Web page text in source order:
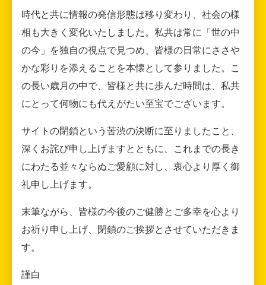
時代と共に情報の発信形態は移り変わり、社会の様
相も大きく変化いたしました。私共は常に「世の中
の今」を独自の視点で見つめ、皆様の日常にささや
かな彩りを添えることを本懐として参りました。こ
の長い歳月の中で、皆様と共に歩んだ時間は、私共
にとって何物にも代えがたい至宝でございます。
サイトの閉鎖という苦渋の決断に至りましたこと、
深くお詫び申し上げますとともに、これまでの長き
にわたる並々ならぬご愛顧に対し、衷心より厚く御
礼申し上げます。
末筆ながら、皆様の今後のご健勝とご多幸を心より
お祈り申し上げ、閉鎖のご挨拶とさせていただきま
す。
謹白